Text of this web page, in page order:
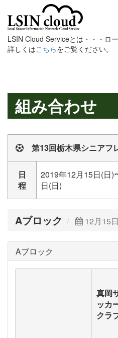
LSIN Cloud Serviceとは・・・ロ
詳しくはこちらをご覧ください。
組み合わせ
第13回栃木県シニアフ
日
程
2019年12月15日(日)
日(日)
Aブロック 12月15
Aブロック
真岡
ッカ
クラ